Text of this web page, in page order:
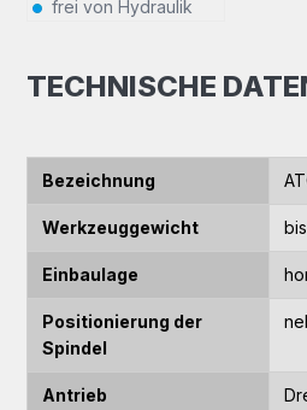
frei von Hydraulik
TECHNISCHE
Bezeichnung
Werkzeuggewicht
Einbaulage
Positionierung der
Spindel
Antrieb